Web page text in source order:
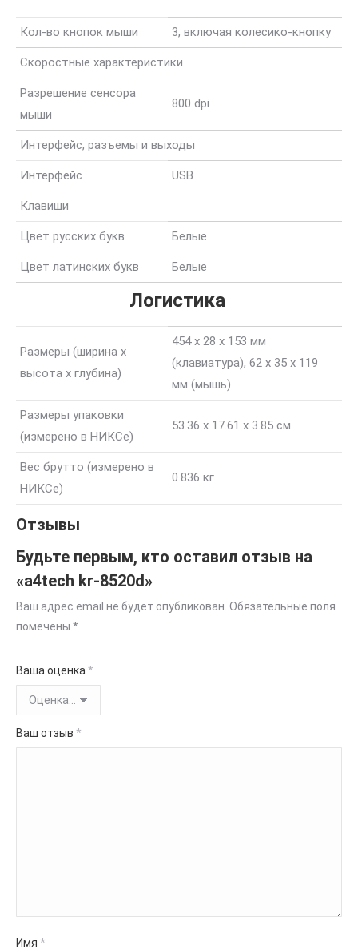
Кол-во кнопок мыши 3, включая колесико-кнопку
Скоростные характеристики
Разрешение сенсора
мыши
800 dpi
Интерфейс, разъемы и выходы
Интерфейс USB
Клавиши
Цвет русских букв Белые
Цвет латинских букв Белые
Логистика
Размеры (ширина x
высота x глубина)
454 x 28 x 153 мм
(клавиатура), 62 x 35 x 119
мм (мышь)
Размеры упаковки
(измерено в НИКСе)
53.36 x 17.61 x 3.85 см
Вес брутто (измерено в
НИКСе)
0.836 кг
Отзывы
Будьте первым, кто оставил отзыв на
«a4tech kr-8520d»
Ваш адрес email не будет опубликован. Обязательные поля
помечены *
Ваша оценка *
Ваш отзыв *
Имя *